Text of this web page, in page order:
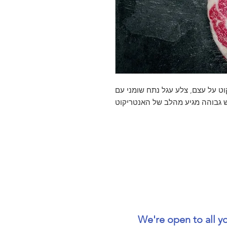
אנטריקוט על עצם, צלע עגל נתח שומני עם
We're open to all